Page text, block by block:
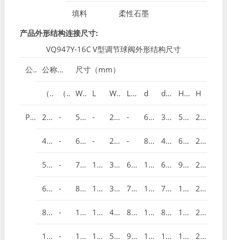
填料
柔性石墨
产品外形结构连接尺寸:
VQ947Y-16C V型调节球阀外形结构尺寸
公称或压力级
公称通径 尺寸（mm）
（mm） （in） W L W1 L1 d d1 H1 H
PN1.6MPa 25 - 50 - 25 - 64 38 57 200
40 - 60 - 25 - 82 49 63 205
50 - 75 124 32 62 100 60 92 225
65 - 80 145 38 72.5 120 75 100 235
80 - 100 165 45 82.5 131 89 108 260
100 - 115 194 50 97 158 113 117 270